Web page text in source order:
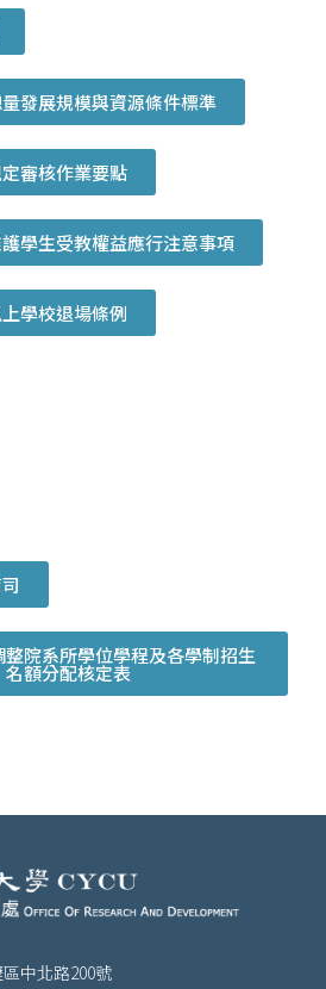
發展規模與資源條件標準
審核作業要點
學生受教權益應行注意事項
學校退場條例
院系所學位學程及各學制招生
名額分配核定表
中北路200號